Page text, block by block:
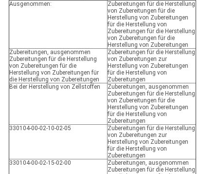
Ausgenommen:
Zubereitungen für die Herstellung
von Zubereitungen für die
Herstellung von Zubereitungen
für die Herstellung von
Zubereitungen für die Herstellung
von Zubereitungen für die
Herstellung von Zubereitungen
Zubereitungen, ausgenommen
Zubereitungen für die Herstellung
von Zubereitungen für die
Herstellung von Zubereitungen für
die Herstellung von Zubereitungen
Zubereitungen für die Herstellung
von Zubereitungen zur
Herstellung von Zubereitungen
für die Herstellung von
Zubereitungen
Bei der Herstellung von Zellstoffen
Zubereitungen, ausgenommen
Zubereitungen für die Herstellung
von Zubereitungen für die
Herstellung von Zubereitungen
für die Herstellung von
Zubereitungen
330104-00-02-10-02-05
Zubereitungen für die Herstellung
von Zubereitungen zur
Herstellung von Zubereitungen
für die Herstellung von
Zubereitungen
330104-00-02-15-02-00
Zubereitungen, ausgenommen
Zubereitungen für die Herstellung